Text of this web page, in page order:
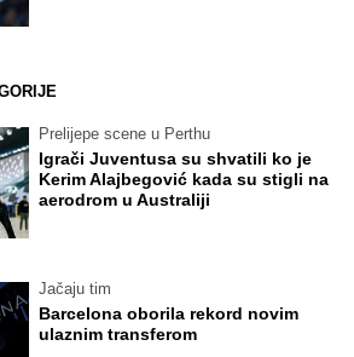
Prelijepe scene u Perthu
Igrači Juventusa su shvatili ko je
Kerim Alajbegović kada su stigli na
aerodrom u Australiji
Jačaju tim
Barcelona oborila rekord novim
ulaznim transferom